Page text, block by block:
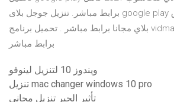
برابط مباشر. تنزيل جوجل بلاى google play تحميل برنامج سوق
بلاي مجانا برابط مباشر . تحميل برنامج vidmate للكمبيوتر مجانا
برابط مباشر
ويندوز 10 لتنزيل لينوفو
تنزيل mac changer windows 10 pro
تأثير الحبر تنزيل مجاني